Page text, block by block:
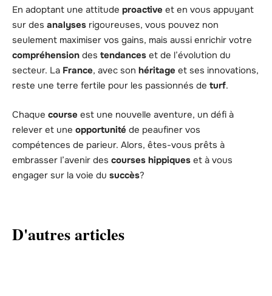
En adoptant une attitude proactive et en vous appuyant
sur des analyses rigoureuses, vous pouvez non
seulement maximiser vos gains, mais aussi enrichir votre
compréhension des tendances et de l’évolution du
secteur. La France, avec son héritage et ses innovations,
reste une terre fertile pour les passionnés de turf.
Chaque course est une nouvelle aventure, un défi à
relever et une opportunité de peaufiner vos
compétences de parieur. Alors, êtes-vous prêts à
embrasser l’avenir des courses hippiques et à vous
engager sur la voie du succès?
D'autres articles